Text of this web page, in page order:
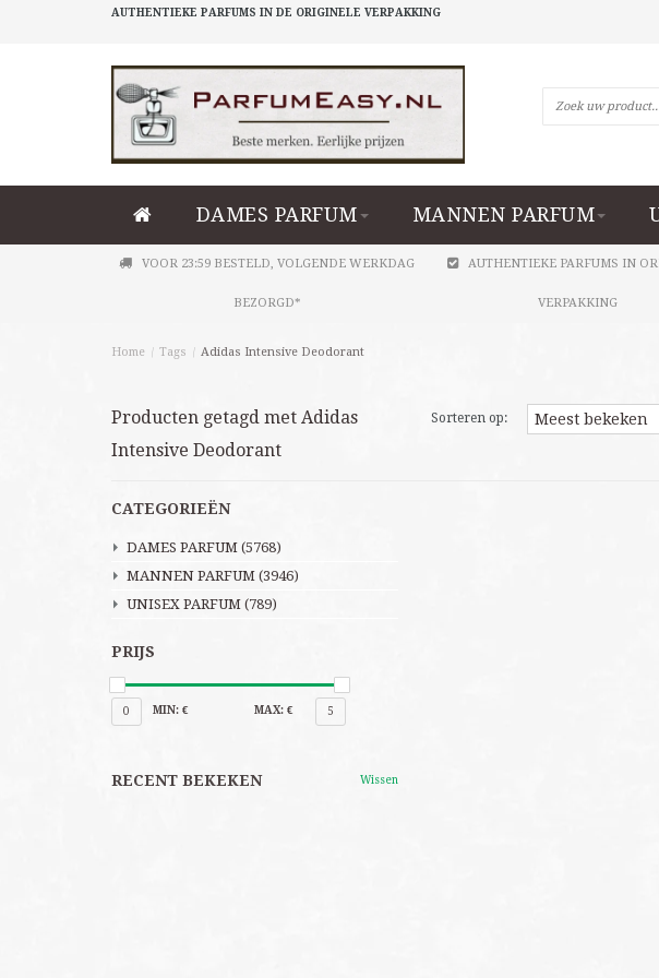
AUTHENTIEKE PARFUMS IN DE ORIGINELE VERPAKKING
DAMES PARFUM MANNEN PARFUM
VOOR 23:59 BESTELD, VOLGENDE WERKDAG
BEZORGD*
AUTHENTIEKE PARFUMS IN
VERPAKKING
Home / Tags / Adidas Intensive Deodorant
Producten getagd met Adidas
Intensive Deodorant
Sorteren op:
CATEGORIEËN
DAMES PARFUM (5768)
MANNEN PARFUM (3946)
UNISEX PARFUM (789)
PRIJS
0 MIN: € MAX: € 5
RECENT BEKEKEN Wissen